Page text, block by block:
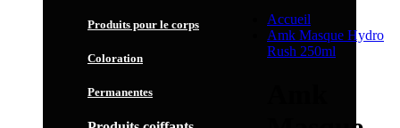
Produits pour le corps
Coloration
Permanentes
Accueil
Amk Masque Hydro
Rush 250ml